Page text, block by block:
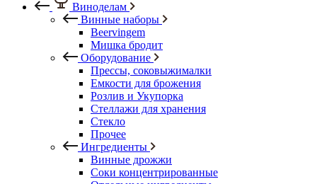
Виноделам
Винные наборы
Beervingem
Мишка бродит
Оборудование
Прессы, соковыжималки
Емкости для брожения
Розлив и Укупорка
Стеллажи для хранения
Стекло
Прочее
Ингредиенты
Винные дрожжи
Соки концентрированные